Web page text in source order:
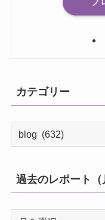
カテゴリー
カ
リ
ー
過去のレポート（